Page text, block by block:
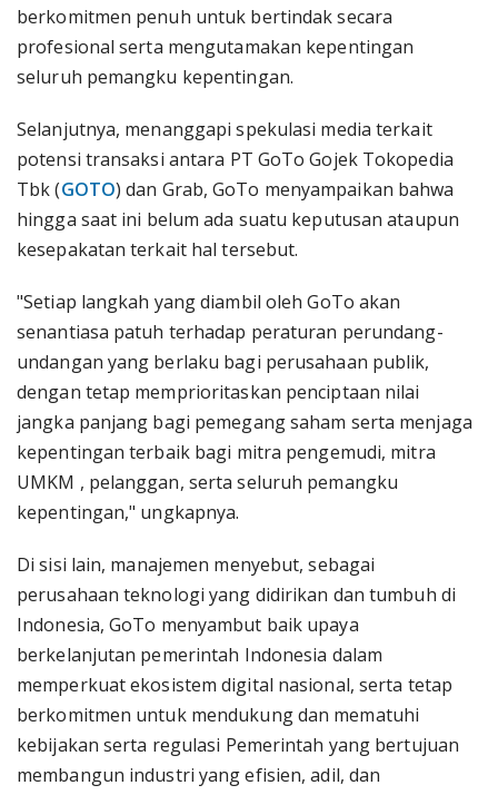
berkomitmen penuh untuk bertindak secara
profesional serta mengutamakan kepentingan
seluruh pemangku kepentingan.
Selanjutnya, menanggapi spekulasi media terkait
potensi transaksi antara PT GoTo Gojek Tokopedia
Tbk (GOTO) dan Grab, GoTo menyampaikan bahwa
hingga saat ini belum ada suatu keputusan ataupun
kesepakatan terkait hal tersebut.
"Setiap langkah yang diambil oleh GoTo akan
senantiasa patuh terhadap peraturan perundang-
undangan yang berlaku bagi perusahaan publik,
dengan tetap memprioritaskan penciptaan nilai
jangka panjang bagi pemegang saham serta menjaga
kepentingan terbaik bagi mitra pengemudi, mitra
UMKM , pelanggan, serta seluruh pemangku
kepentingan," ungkapnya.
Di sisi lain, manajemen menyebut, sebagai
perusahaan teknologi yang didirikan dan tumbuh di
Indonesia, GoTo menyambut baik upaya
berkelanjutan pemerintah Indonesia dalam
memperkuat ekosistem digital nasional, serta tetap
berkomitmen untuk mendukung dan mematuhi
kebijakan serta regulasi Pemerintah yang bertujuan
membangun industri yang efisien, adil, dan